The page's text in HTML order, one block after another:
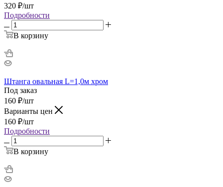
320 ₽/шт
Подробности
В корзину
Штанга овальная L=1,0м хром
Под заказ
160 ₽/шт
Варианты цен
160 ₽/шт
Подробности
В корзину